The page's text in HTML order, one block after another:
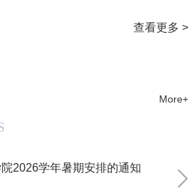
国际化办学等方面的情况。他表示，长
等领域的成就，并介绍拉曼大学的教育
制特点制定创新方案，并就校企协作培
养国际学生等工作达成共识。 会场
查看更多 >
More+
2026学年暑期安排的通知